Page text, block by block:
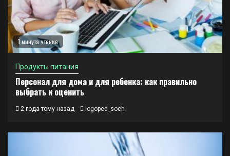
1 минута чтение
Продукты питания
Персонал для дома и для ребенка: как правильно
выбрать и оценить
2 года тому назад logoped_soch